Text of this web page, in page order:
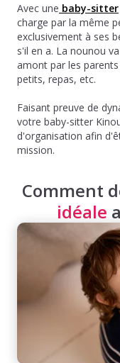
Avec une baby-sitter
charge par la même
exclusivement à ses
s'il en a. La nounou
amont par les
petits, repas, etc.
Faisant preuve de
votre baby-sitter
d'organisation afin
mission.
Comment
idéale